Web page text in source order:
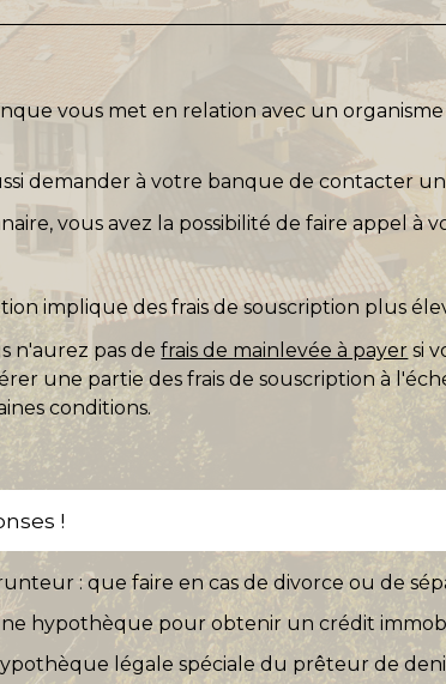
vous met en relation avec un
demander à votre banque de contacter
vous avez la possibilité de faire appel
implique des frais de souscription plus
n'aurez pas defrais de mainlevée à payer si
une partie des frais de souscription à
conditions.
!
: que faire en cas de divorce ou de
hypothèque pour obtenir un crédit
légale spéciale du prêteur de